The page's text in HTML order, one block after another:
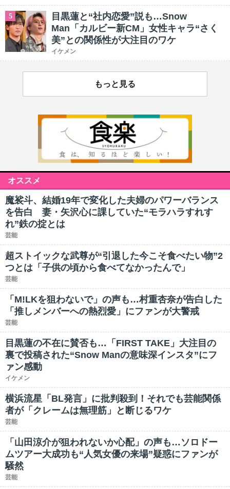
5
目黒蓮と“社内恋愛”説も…Snow
Man「カルビー新CM」女性キャラ“さく
美”との関係性が大注目のワケ
イケメン
もっと見る
オススメ
魔裟斗、結婚19年で変化した夫婦のパワーバランス
を告白 妻・矢沢心に課していた“モラハラすれす
れ”鉄の掟とは
芸能
超ストイックな武尊が“引退した今こそ食べたい物”2
つとは「子供の頃から食べてなかったんで」
芸能
「M!LKを狙わないで」の声も…村重杏奈が告白した
「推しメンバーへの熱烈愛」にファンが大警戒
芸能
目黒蓮の不在に賛否も…「FIRST TAKE」大注目の
裏で投稿された“Snow Manの意味深インスタ”にフ
ァン感動
イケメン
横浜流星「BL発言」に批判殺到！それでも芸能関係
者が「クレームは無理筋」と断じるワケ
芸能
「山田涼介が狙われないか心配」の声も…ソロドー
ムツアー大成功も“人気女優の来場”疑惑にファンが
騒然
芸能